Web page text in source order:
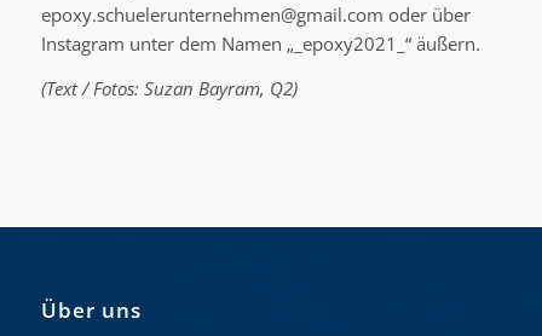
epoxy.schuelerunternehmen@gmail.com oder über
Instagram unter dem Namen „_epoxy2021_“ äußern.
(Text / Fotos: Suzan Bayram, Q2)
Über uns